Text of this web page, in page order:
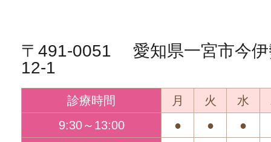
〒491-0051 愛知県一宮市今伊
12-1
診療時間 月 火 水
9:30～13:00
● ●
●